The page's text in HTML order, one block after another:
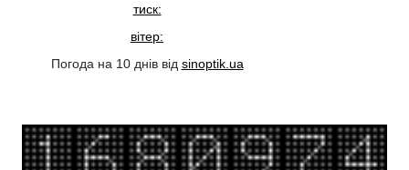
тиск:
вітер:
Погода на 10 днів від sinoptik.ua